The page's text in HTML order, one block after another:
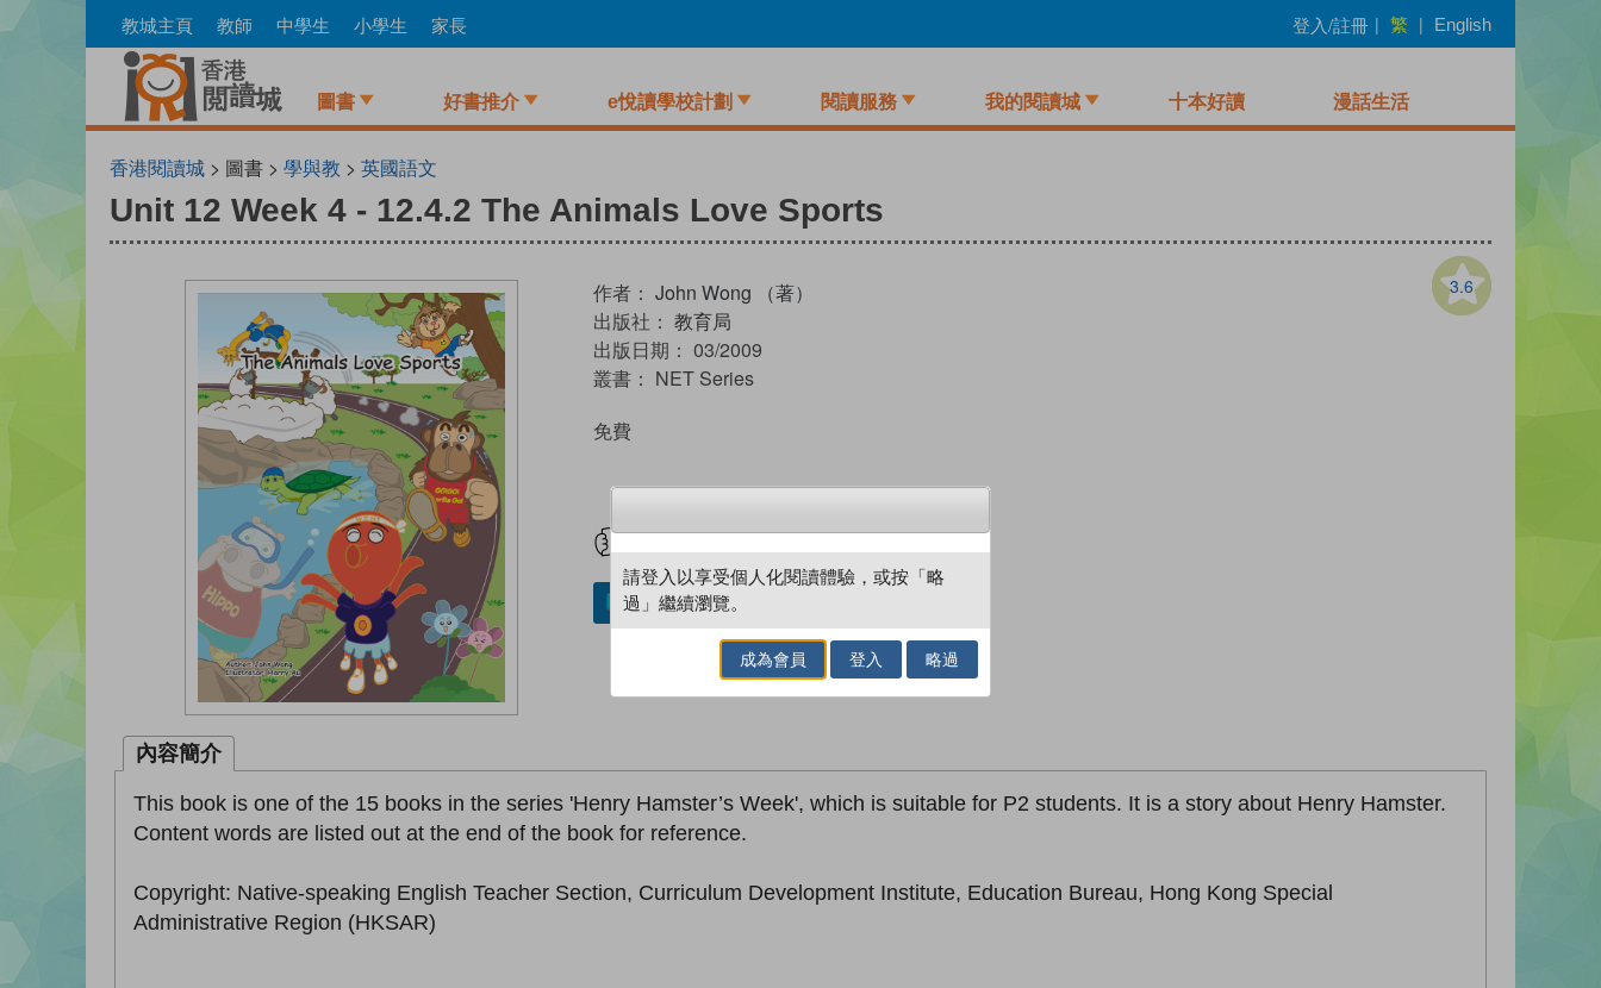
to
教城主頁 教師 中學生 小學生 家長 登入/註冊 | 繁 | English
圖書 好書推介 e悅讀學校計劃 閱讀服務 我的閱讀城 十本好讀 漫話生活
香港閱讀城 > 圖書 > 學與教 > 英國語文
Unit 12 Week 4 - 12.4.2 The Animals Love Sports
3.6
作者： John Wong （著）
出版社： 教育局
出版日期： 03/2009
叢書： NET Series
免費
加入／閱讀電子書
內容簡介
This book is one of the 15 books in the series 'Henry Hamster’s Week', which is suitable for P2 students. It is a story about Henry Hamster.
Content words are listed out at the end of the book for reference.
Copyright: Native-speaking English Teacher Section, Curriculum Development Institute, Education Bureau, Hong Kong Special
Administrative Region (HKSAR)
請登入以享受個人化閱讀體驗，或按「略
過」繼續瀏覽。
成為會員 登入 略過